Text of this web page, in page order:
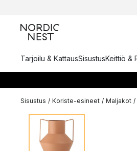
Tarjoilu & KattausSisustusKeittiö &
Sisustus / Koriste-esineet / Maljakot /